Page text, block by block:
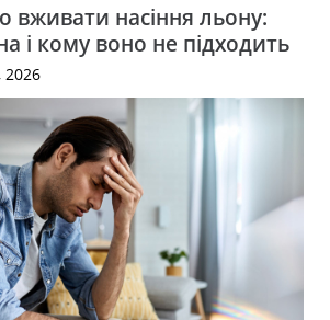
вживати насіння льону:
і кому воно не підходить
2026